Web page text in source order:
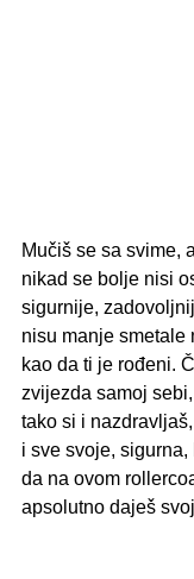
Mučiš se sa svime,
nikad se bolje nisi
sigurnije,
nisu manje smetale
kao da ti je rođeni.
zvijezda samoj
tako si i
i sve svoje,
da na ovom
apsolutno daješ